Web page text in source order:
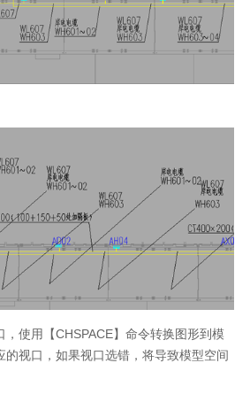
，使用【CHSPACE】命令转换图形到模
的视口，如果视口选错，将导致模型空间